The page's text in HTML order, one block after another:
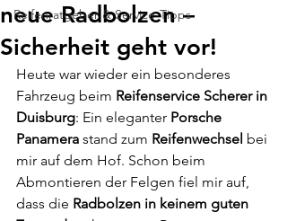
Reifenratgeber & Service-Tipps
neue Radbolzen –
Sicherheit geht vor!
Heute war wieder ein besonderes
Fahrzeug beim Reifenservice Scherer in
Duisburg: Ein eleganter Porsche
Panamera stand zum Reifenwechsel bei
mir auf dem Hof. Schon beim
Abmontieren der Felgen fiel mir auf,
dass die Radbolzen in keinem guten